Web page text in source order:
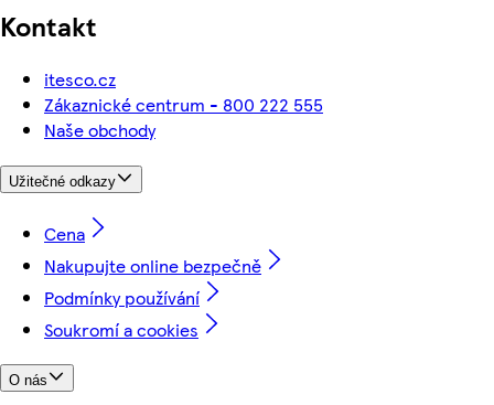
Kontakt
itesco.cz
Zákaznické centrum - 800 222 555
Naše obchody
Užitečné odkazy
Cena
Nakupujte online bezpečně
Podmínky používání
Soukromí a cookies
O nás